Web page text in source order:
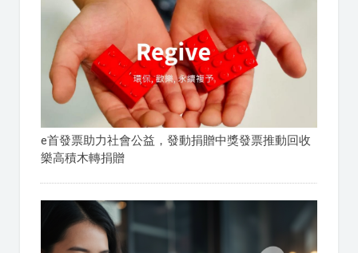
e首發票助力社會公益，發動捐贈中獎發票推動回收
樂高積木轉捐贈